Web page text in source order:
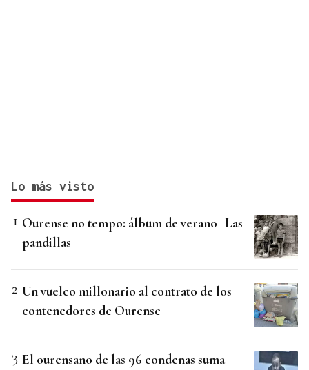
Lo más visto
Ourense no tempo: álbum de verano | Las
pandillas
Un vuelco millonario al contrato de los
contenedores de Ourense
El ourensano de las 96 condenas suma